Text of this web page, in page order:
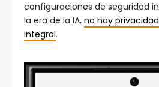
configuraciones de seguridad
la era de la IA, no hay
integral.